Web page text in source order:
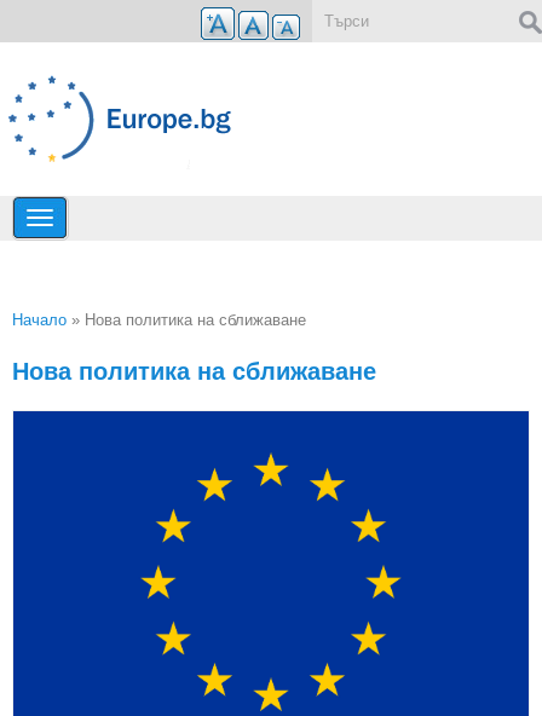
Премини към основното съдържание
Начало » Нова политика на сближаване
Нова политика на сближаване